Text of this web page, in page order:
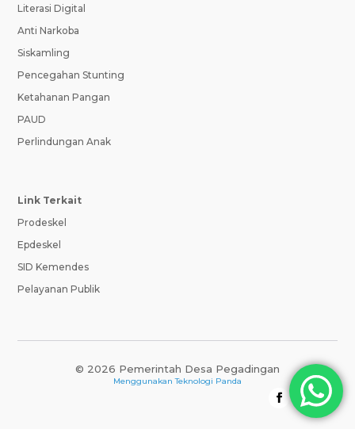
Literasi Digital
Anti Narkoba
Siskamling
Pencegahan Stunting
Ketahanan Pangan
PAUD
Perlindungan Anak
Link Terkait
Prodeskel
Epdeskel
SID Kemendes
Pelayanan Publik
© 2026 Pemerintah Desa Pegadingan
MenggunakanTeknologi Panda